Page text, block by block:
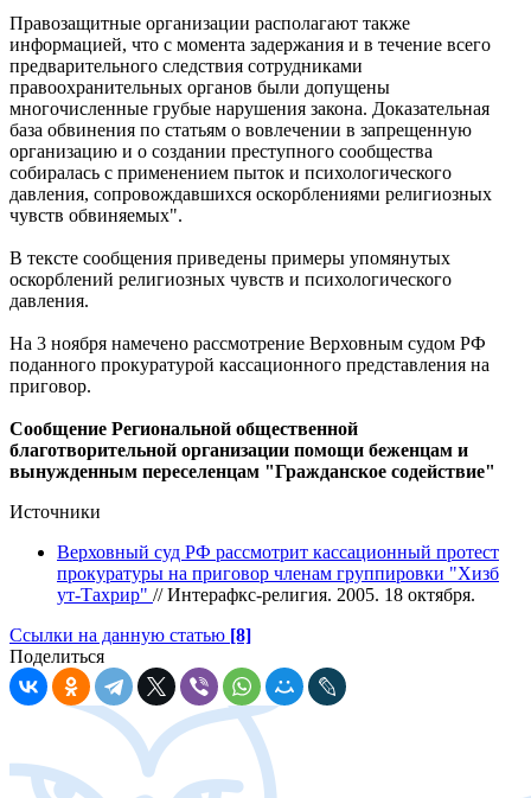
Правозащитные организации располагают также
информацией, что с момента задержания и в течение всего
предварительного следствия сотрудниками
правоохранительных органов были допущены
многочисленные грубые нарушения закона. Доказательная
база обвинения по статьям о вовлечении в запрещенную
организацию и о создании преступного сообщества
собиралась с применением пыток и психологического
давления, сопровождавшихся оскорблениями религиозных
чувств обвиняемых".
В тексте сообщения приведены примеры упомянутых
оскорблений религиозных чувств и психологического
давления.
На 3 ноября намечено рассмотрение Верховным судом РФ
поданного прокуратурой кассационного представления на
приговор.
Сообщение Региональной общественной
благотворительной организации помощи беженцам и
вынужденным переселенцам "Гражданское содействие"
Источники
Верховный суд РФ рассмотрит кассационный протест
прокуратуры на приговор членам группировки "Хизб
ут-Тахрир" // Интерафкс-религия. 2005. 18 октября.
Ссылки на данную статью [8]
Поделиться